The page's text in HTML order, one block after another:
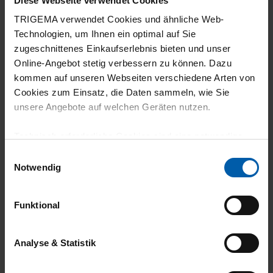
TRIGEMA verwendet Cookies und ähnliche Web-
Technologien, um Ihnen ein optimal auf Sie
zugeschnittenes Einkaufserlebnis bieten und unser
Online-Angebot stetig verbessern zu können. Dazu
kommen auf unseren Webseiten verschiedene Arten von
Cookies zum Einsatz, die Daten sammeln, wie Sie
unsere Angebote auf welchen Geräten nutzen.
grundlegende Funktionen wie etwa zur Auswahl und
gewährleisten.
Für die Darstellung personalisierter Angebote, Anzeigen
und Inhalte aufgrund Ihres Nutzerverhaltens und Ihres
Notwendig
Funktional
Analyse & Statistik
Versand
14 Tage
100% Made in